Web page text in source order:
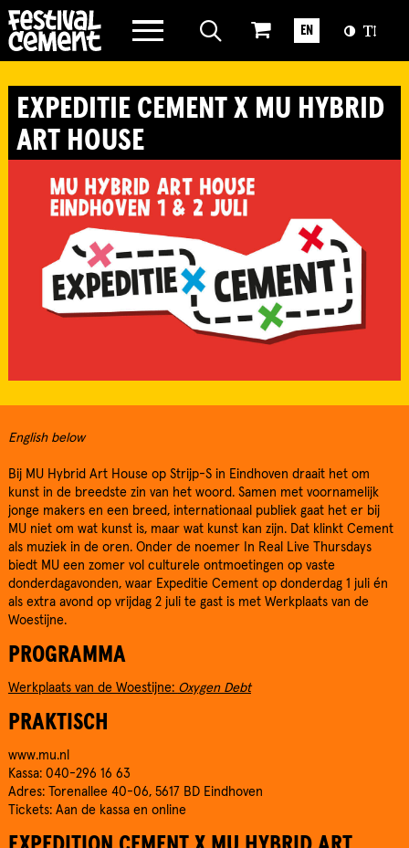
WAT WE DOEN
OVER CEMENT
EN
EXPEDITIE CEMENT X MU HYBRID
ART HOUSE
English below
Bij MU Hybrid Art House op Strijp-S in Eindhoven draait het om
kunst in de breedste zin van het woord. Samen met voornamelijk
jonge makers en een breed, internationaal publiek gaat het er bij
MU niet om wat kunst is, maar wat kunst kan zijn. Dat klinkt Cement
als muziek in de oren. Onder de noemer In Real Live Thursdays
biedt MU een zomer vol culturele ontmoetingen op vaste
donderdagavonden, waar Expeditie Cement op donderdag 1 juli én
als extra avond op vrijdag 2 juli te gast is met Werkplaats van de
Woestijne.
PROGRAMMA
Werkplaats van de Woestijne: Oxygen Debt
PRAKTISCH
www.mu.nl
Kassa: 040-296 16 63
Adres: Torenallee 40-06, 5617 BD Eindhoven
Tickets: Aan de kassa en online